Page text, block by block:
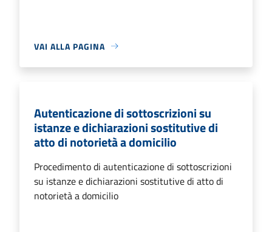
VAI ALLA PAGINA
Autenticazione di sottoscrizioni su
istanze e dichiarazioni sostitutive di
atto di notorietà a domicilio
Procedimento di autenticazione di sottoscrizioni
su istanze e dichiarazioni sostitutive di atto di
notorietà a domicilio